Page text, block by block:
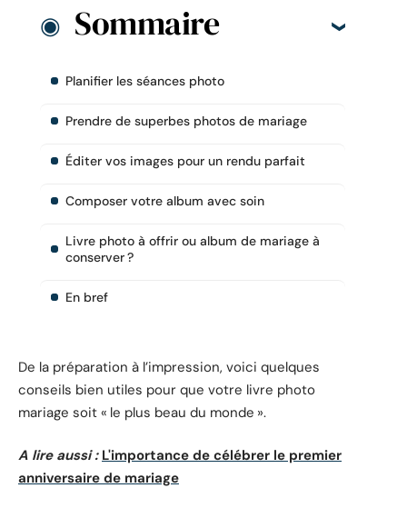
Sommaire
Planifier les séances photo
Prendre de superbes photos de mariage
Éditer vos images pour un rendu parfait
Composer votre album avec soin
Livre photo à offrir ou album de mariage à
conserver ?
En bref
De la préparation à l’impression, voici quelques
conseils bien utiles pour que votre livre photo
mariage soit « le plus beau du monde ».
A lire aussi : L'importance de célébrer le premier
anniversaire de mariage